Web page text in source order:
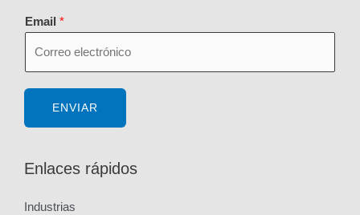
r
s
a
Email *
ENVIAR
Enlaces rápidos
Industrias